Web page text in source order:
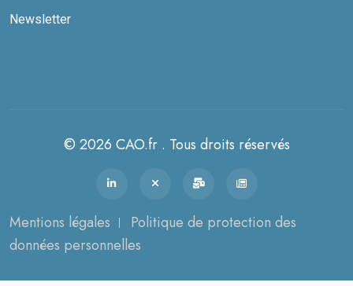
Newsletter
© 2026 CAO.fr . Tous droits réservés
Mentions légales
Politique de protection des
données personnelles